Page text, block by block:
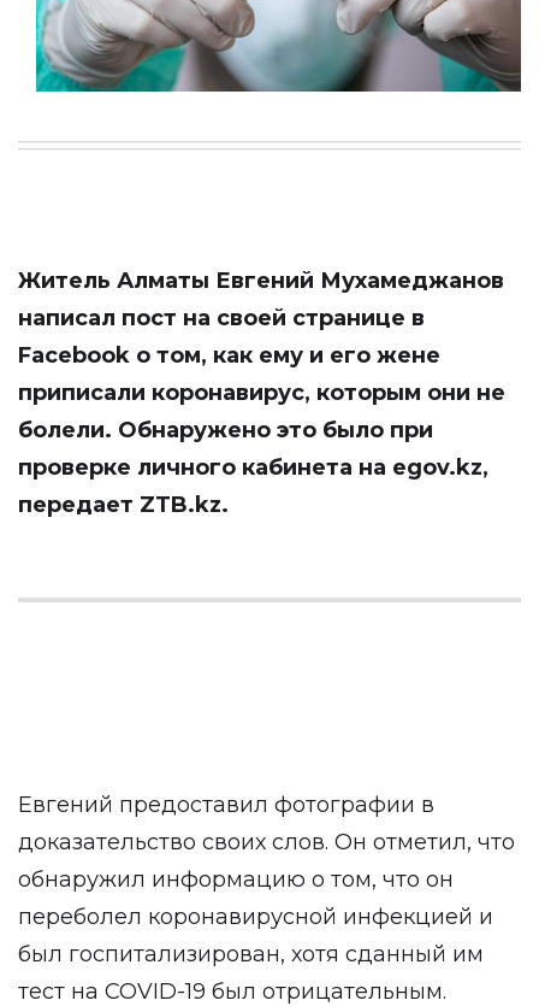
Житель Алматы Евгений Мухамеджанов
написал пост на своей странице в
Facebook о том, как ему и его жене
приписали коронавирус, которым они не
болели. Обнаружено это было при
проверке личного кабинета на egov.kz,
передает ZTB.kz.
Евгений предоставил фотографии в
доказательство своих слов. Он отметил, что
обнаружил информацию о том, что он
переболел коронавирусной инфекцией и
был госпитализирован, хотя сданный им
тест на COVID-19 был отрицательным.